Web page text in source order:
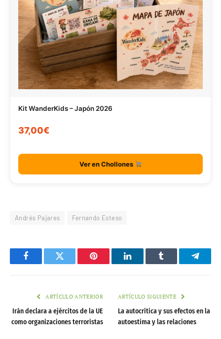
Kit WanderKids – Japón 2026
37,00€
Ver en Chollones
Andrés Pajares Fernando Esteso
FacebookTwitter Pinterest LinkedInTumblr
ARTÍCULO ANTERIOR
Irán declara a ejércitos de la UE
como organizaciones terroristas
ARTÍCULO SIGUIENTE
La autocrítica y sus efectos en la
autoestima y las relaciones